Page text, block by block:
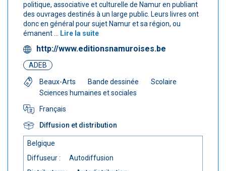
politique, associative et culturelle de Namur en publiant
des ouvrages destinés à un large public. Leurs livres ont
donc en général pour sujet Namur et sa région, ou
émanent ...
Lire la suite
http://www.editionsnamuroises.be
ADEB
Beaux-Arts Bande dessinée
Scolaire
Sciences humaines et sociales
Français
Diffusion et distribution
Belgique
Diffuseur :
Autodiffusion